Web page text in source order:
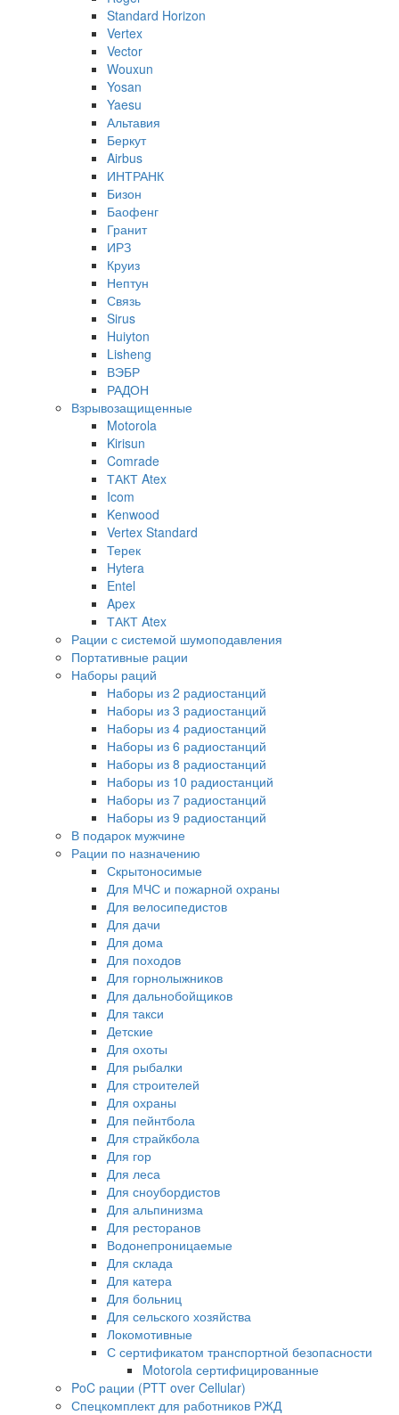
Standard Horizon
Vertex
Vector
Wouxun
Yosan
Yaesu
Альтавия
Беркут
Airbus
ИНТРАНК
Бизон
Баофенг
Гранит
ИРЗ
Круиз
Нептун
Связь
Sirus
Huiyton
Lisheng
ВЭБР
РАДОН
Взрывозащищенные
Motorola
Kirisun
Comrade
ТАКТ Atex
Icom
Kenwood
Vertex Standard
Терек
Hytera
Entel
Apex
ТАКТ Atex
Рации с системой шумоподавления
Портативные рации
Наборы раций
Наборы из 2 радиостанций
Наборы из 3 радиостанций
Наборы из 4 радиостанций
Наборы из 6 радиостанций
Наборы из 8 радиостанций
Наборы из 10 радиостанций
Наборы из 7 радиостанций
Наборы из 9 радиостанций
В подарок мужчине
Рации по назначению
Скрытоносимые
Для МЧС и пожарной охраны
Для велосипедистов
Для дачи
Для дома
Для походов
Для горнолыжников
Для дальнобойщиков
Для такси
Детские
Для охоты
Для рыбалки
Для строителей
Для охраны
Для пейнтбола
Для страйкбола
Для гор
Для леса
Для сноубордистов
Для альпинизма
Для ресторанов
Водонепроницаемые
Для склада
Для катера
Для больниц
Для сельского хозяйства
Локомотивные
С сертификатом транспортной безопасности
Motorola сертифицированные
PoC рации (PTT over Cellular)
Спецкомплект для работников РЖД